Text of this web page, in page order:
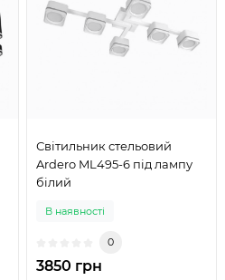
Світильник стельовий
Ardero ML495-6 під лампу
білий
В наявності
0
3850 грн